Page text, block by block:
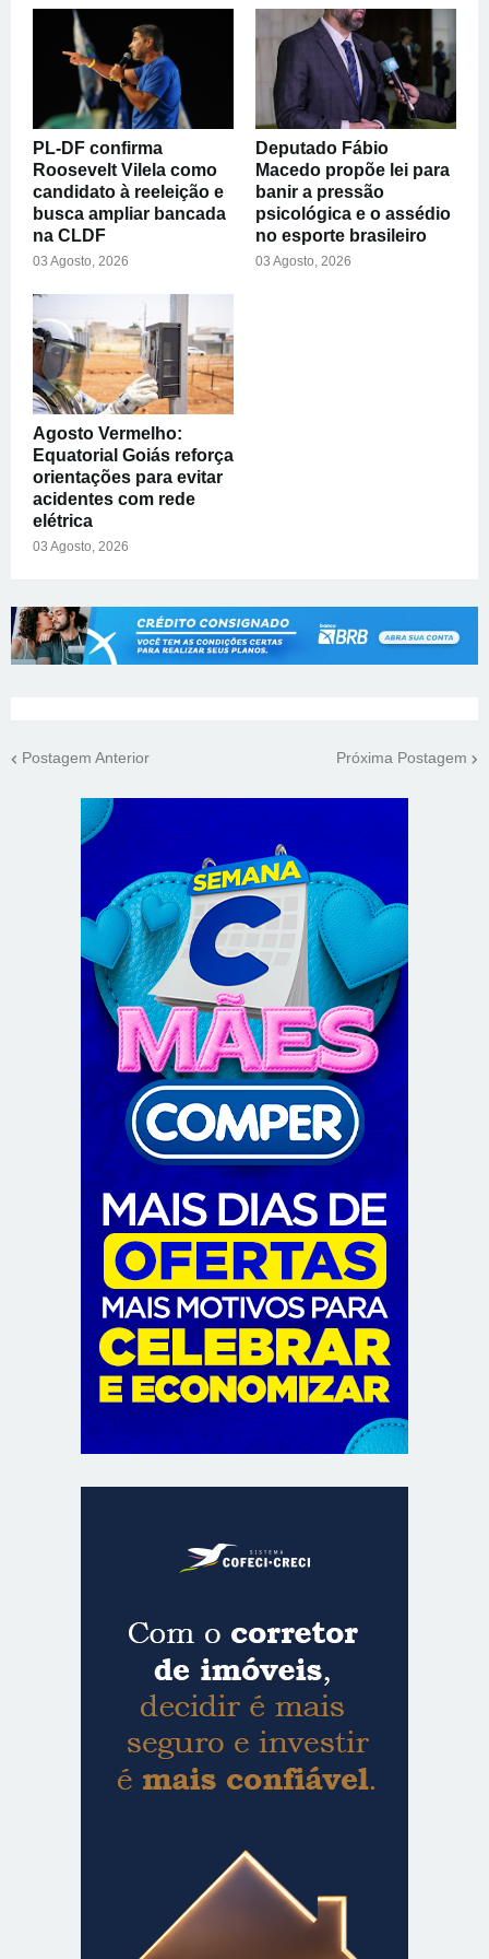
PL-DF confirma
Roosevelt Vilela como
candidato à reeleição e
busca ampliar bancada
na CLDF
03 Agosto, 2026
Deputado Fábio
Macedo propõe lei para
banir a pressão
psicológica e o assédio
no esporte brasileiro
03 Agosto, 2026
Agosto Vermelho:
Equatorial Goiás reforça
orientações para evitar
acidentes com rede
elétrica
03 Agosto, 2026
Postagem Anterior Próxima Postagem